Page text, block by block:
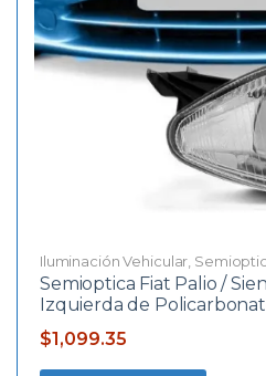
Iluminación Vehicular
Semioptica Fiat Palio /
Izquierda de
$1,099.35